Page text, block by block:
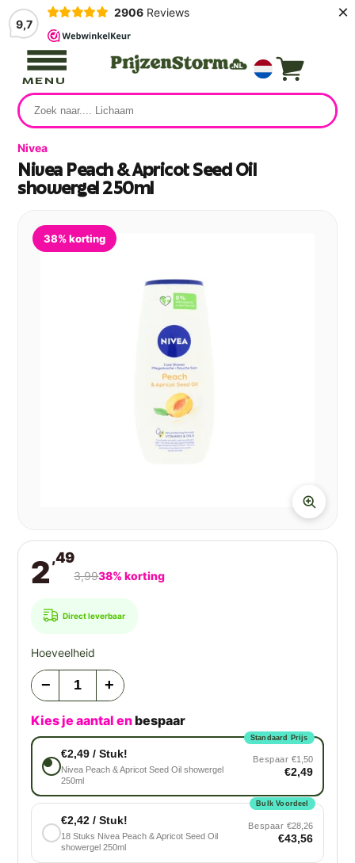
9,7
2906 Reviews ×
MENU
Nivea
Nivea Peach & Apricot Seed Oil
showergel 250ml
38% korting
2,49
3,9938% korting
Direct leverbaar
Hoeveelheid
− +
Kies je aantal enbespaar
Standaard Prijs
€2,49 / Stuk!
Nivea Peach & Apricot Seed Oil showergel
250ml
Bespaar €1,50
€2,49
Bulk Voordeel
€2,42 / Stuk!
18 Stuks Nivea Peach & Apricot Seed Oil
showergel 250ml
Bespaar €28,26
€43,56